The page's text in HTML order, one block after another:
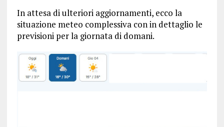
In attesa di ulteriori aggiornamenti, ecco la
situazione meteo complessiva con in dettaglio le
previsioni per la giornata di domani.